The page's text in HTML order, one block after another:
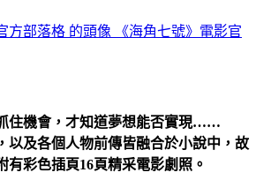
《海角七號》電影官
住機會，才知道夢想能否實現……
以及各個人物前傳皆融合於小說中，故
有彩色插頁16頁精采電影劇照。